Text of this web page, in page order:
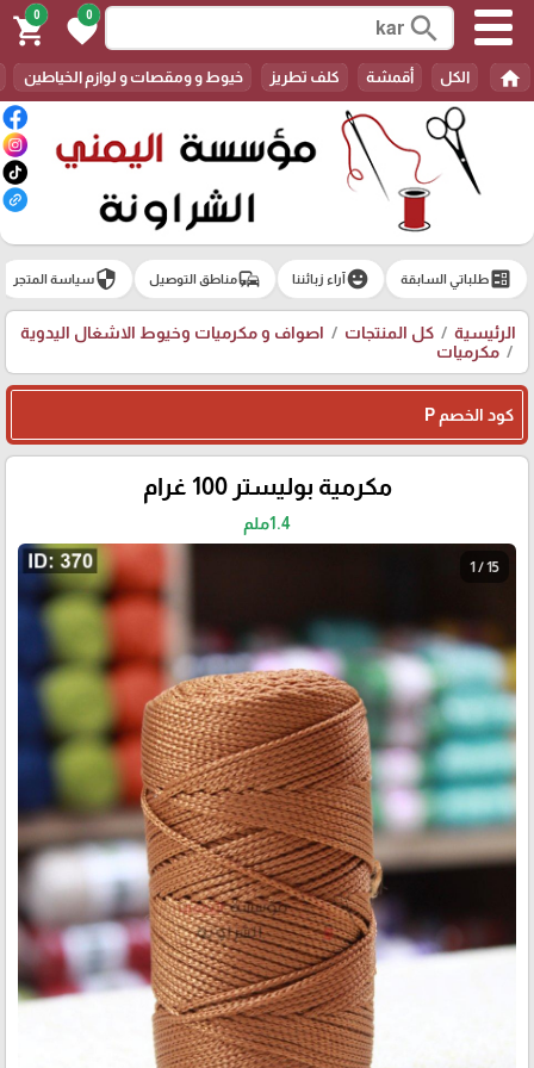
search
0
favorite
0
shopping_cart
home الكل أقمشة كلف تطريز خيوط و ومقصات و لوازم الخياطين
ballotطلباتي السابقة emoji_emotionsآراء زبائننا commuteمناطق التوصيل securityسياسة المتجر
الرئيسية كل المنتجات
اصواف و مكرميات وخيوط الاشغال اليدوية
مكرميات
كود الخصم P
مكرمية بوليستر 100 غرام
1.4ملم
1 / 15